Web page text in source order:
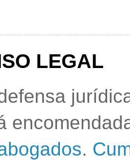
LEGAL
.